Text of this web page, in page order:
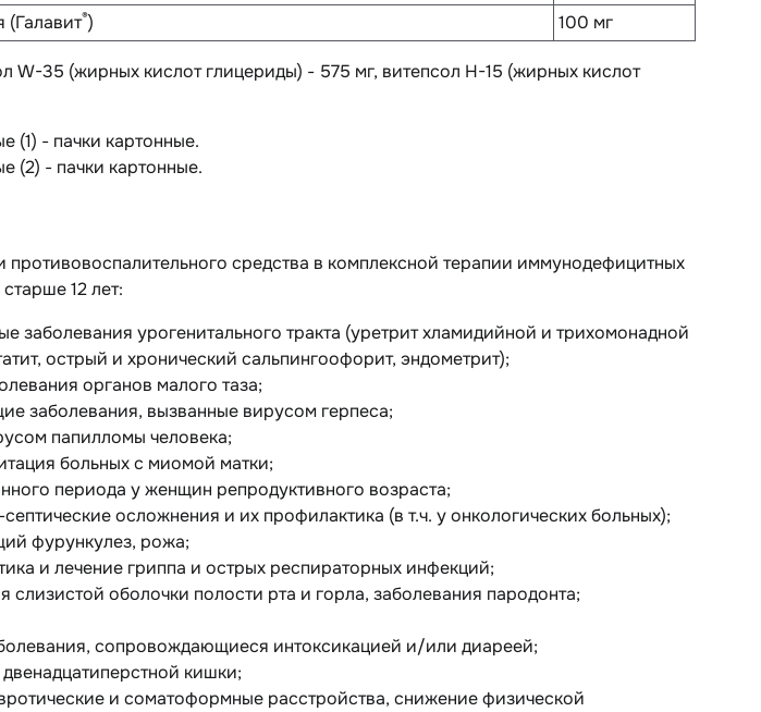
(Галавит®) 100 мг
W-35 (жирных кислот глицериды) - 575 мг, витепсол Н-15 (жирных кислот
(1) - пачки картонные.
(2) - пачки картонные.
средства в комплексной терапии иммунодефицитных
12 лет:
заболевания урогенитального тракта (уретрит хламидийной и трихомонадной
острый и хронический сальпингоофорит, эндометрит);
органов малого таза;
заболевания, вызванные вирусом герпеса;
папилломы человека;
больных с миомой матки;
периода у женщин репродуктивного возраста;
осложнения и их профилактика (в т.ч. у онкологических больных);
фурункулез, рожа;
и лечение гриппа и острых респираторных инфекций;
слизистой оболочки полости рта и горла, заболевания пародонта;
сопровождающиеся интоксикацией и/или диареей;
кишки;
и соматоформные расстройства, снижение физической